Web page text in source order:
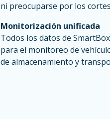
ni preocuparse por los
Monitorización unificada
Todos los datos de
para el monitoreo de
de almacenamiento y